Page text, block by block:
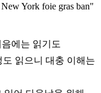
York foie gras ban"
에는 읽기도
도 읽으니 대충 이해는